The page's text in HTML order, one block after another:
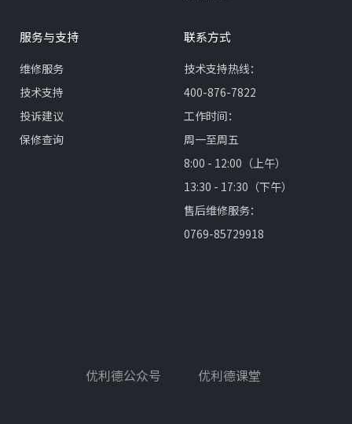
服务与支持
维修服务
技术支持
投诉建议
保修查询
联系方式
技术支持热线：
400-876-7822
工作时间：
周一至周五
8:00 - 12:00（上午）
13:30 - 17:30（下午）
售后维修服务：
0769-85729918
优利德公众号 优利德课堂